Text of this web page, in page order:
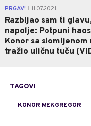
PRGAV! 11.07.2021.
Razbijao sam ti
napolje: Potpuni
Konor sa slomljenom
tražio uličnu tuču
TAGOVI
KONOR MEKGREGOR